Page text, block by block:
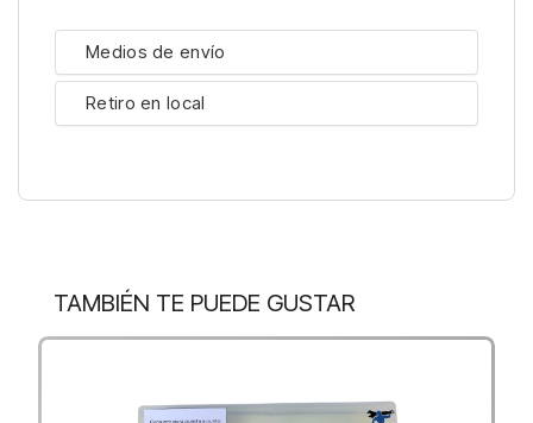
Medios de envío
Retiro en local
TAMBIÉN TE PUEDE GUSTAR